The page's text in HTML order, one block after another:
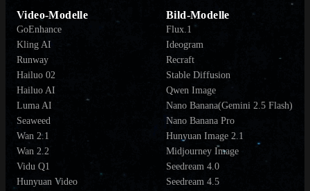
Video-Modelle
GoEnhance
Kling AI
Runway
Hailuo 02
Hailuo AI
Luma AI
Seaweed
Wan 2.1
Wan 2.2
Vidu Q1
Hunyuan Video
Bild-Modelle
Flux.1
Ideogram
Recraft
Stable Diffusion
Qwen Image
Nano Banana(Gemini 2.5 Flash)
Nano Banana Pro
Hunyuan Image 2.1
Midjourney Image
Seedream 4.0
Seedream 4.5